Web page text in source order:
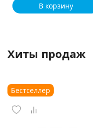
В корзину
Хиты продаж
Бестселлер